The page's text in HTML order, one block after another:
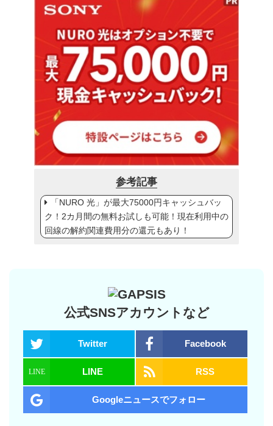
参考記事
「NURO 光」が最大75000円キャッシュバッ
ク！2カ月間の無料お試しも可能！現在利用中の
回線の解約関連費用分の還元もあり！
公式SNSアカウントなど
Twitter Facebook
LINE RSS
Googleニュースでフォロー